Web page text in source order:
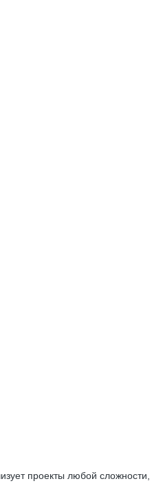
проекты любой сложности,